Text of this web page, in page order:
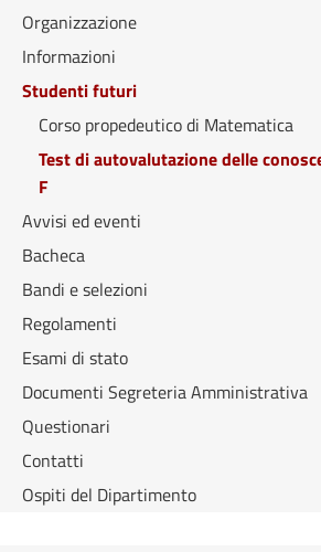
Organizzazione
Informazioni
Studenti futuri
Corso propedeutico di Matematica
Test di autovalutazione delle
F
Avvisi ed eventi
Bacheca
Bandi e selezioni
Regolamenti
Esami di stato
Documenti Segreteria Amministrativa
Questionari
Contatti
Ospiti del Dipartimento